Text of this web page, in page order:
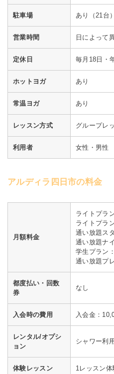
駐車場 あり（21台）
営業時間 日によって
定休日 毎月18日・
ホットヨガ あり
常温ヨガ あり
レッスン方式 グループレ
利用者 女性・男性
アルディラ四日市の料金
月額料金
ライトプラ
ライトプラ
通い放題ス
通い放題ナ
学生プラン
通い放題プ
都度払い・回数
券
なし
入会時の費用 入会金：
レンタル/オプシ
ョン
シャワー利
体験レッスン 1レッスン体